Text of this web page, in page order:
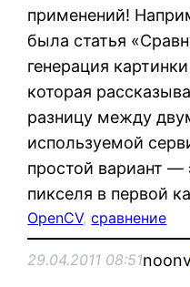
применений!
была статья
генерация
которая
разницу между
используемой
простой вариант —
пикселя в первой
OpenCV, сравнение
29.04.2011 08:51